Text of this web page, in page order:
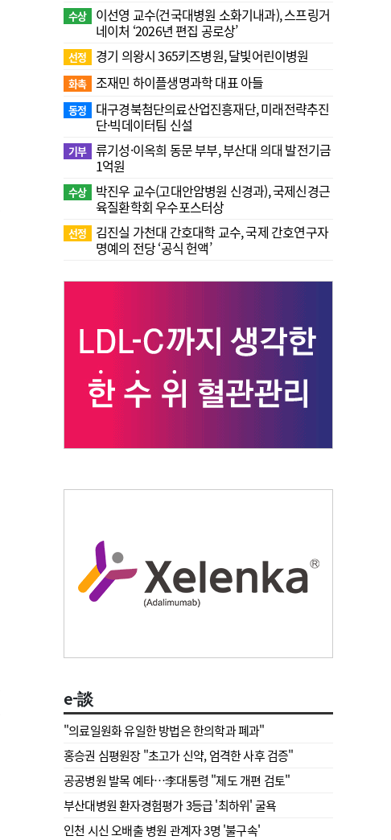
수상
이선영 교수(건국대병원 소화기내과), 스프링거
네이처 ‘2026년 편집 공로상’
선정 경기 의왕시 365키즈병원, 달빛어린이병원
화촉 조재민 하이플생명과학 대표 아들
동정
대구경북첨단의료산업진흥재단, 미래전략추진
단·빅데이터팀 신설
기부 류기성·이옥희 동문 부부, 부산대 의대 발전기금
1억원
수상
박진우 교수(고대안암병원 신경과), 국제신경근
육질환학회 우수포스터상
선정
김진실 가천대 간호대학 교수, 국제 간호연구자
명예의 전당 ‘공식 헌액’
e-談
"의료일원화 유일한 방법은 한의학과 폐과"
홍승권 심평원장 " 초고가 신약, 엄격한 사후 검증"
공공병원 발목 예타…李대통령 "제도 개편 검토"
부산대병원 환자경험평가 3등급 '최하위' 굴욕
인천 시신 오배출 병원 관계자 3명 '불구속'